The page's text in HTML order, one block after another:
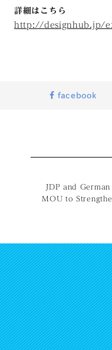
詳細はこちら
http://designhub.jp/
facebook
JDP and
MOU to